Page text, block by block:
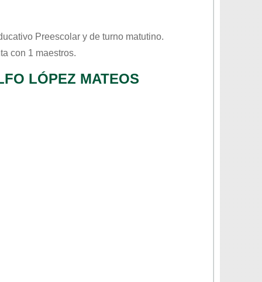
Preescolar y de turno matutino.
con 1 maestros.
LÓPEZ MATEOS